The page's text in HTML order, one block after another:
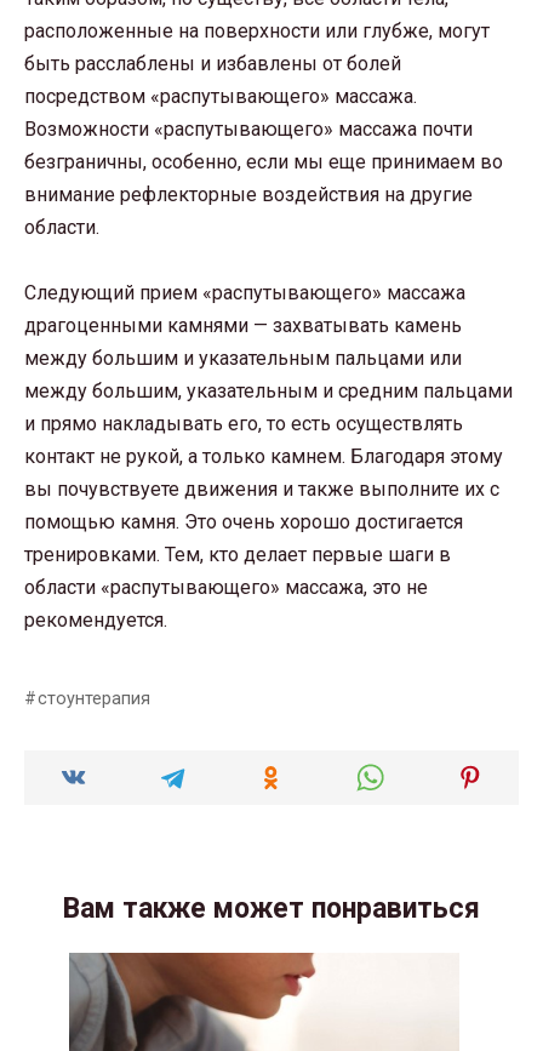
расположенные на поверхности или глубже, могут
быть расслаблены и избавлены от болей
посредством «распутывающего» массажа.
Возможности «распутывающего» массажа почти
безграничны, особенно, если мы еще принимаем во
внимание рефлекторные воздействия на другие
области.
Следующий прием «распутывающего» массажа
драгоценными камнями — захватывать камень
между большим и указательным пальцами или
между большим, указательным и средним пальцами
и прямо накладывать его, то есть осуществлять
контакт не рукой, а только камнем. Благодаря этому
вы почувствуете движения и также выполните их с
помощью камня. Это очень хорошо достигается
тренировками. Тем, кто делает первые шаги в
области «распутывающего» массажа, это не
рекомендуется.
стоунтерапия
Вам также может понравиться